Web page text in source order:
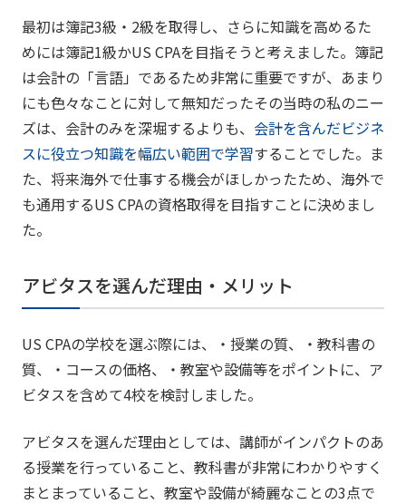
最初は簿記3級・2級を取得し、さらに知識を高めるた
めには簿記1級かUS CPAを目指そうと考えました。簿記
は会計の「言語」であるため非常に重要ですが、あまり
にも色々なことに対して無知だったその当時の私のニー
ズは、会計のみを深堀するよりも、 会計を含んだビジネ
スに役立つ知識を幅広い範囲で学習することでした。ま
た、将来海外で仕事する機会がほしかったため、海外で
も通用するUS CPAの資格取得を目指すことに決めまし
た。
アビタスを選んだ理由・メリット
US CPAの学校を選ぶ際には、・授業の質、・教科書の
質、・コースの価格、・教室や設備等をポイントに、ア
ビタスを含めて4校を検討しました。
アビタスを選んだ理由としては、講師がインパクトのあ
る授業を行っていること、教科書が非常にわかりやすく
まとまっていること、教室や設備が綺麗なことの3点で